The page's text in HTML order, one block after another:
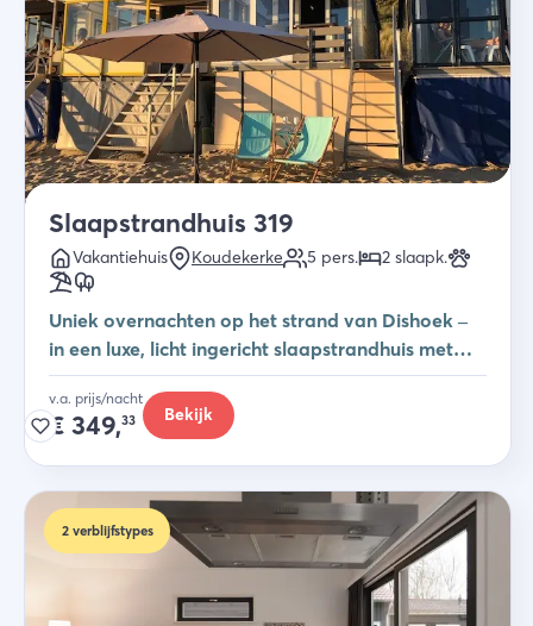
Slaapstrandhuis 319
Vakantiehuis Koudekerke 5 pers. 2 slaapk.
Uniek overnachten op het strand van Dishoek –
in een luxe, licht ingericht slaapstrandhuis met
zeezicht en eigen terras.
v.a. prijs/nacht
€ 349,33 Bekijk
2 verblijfstypes